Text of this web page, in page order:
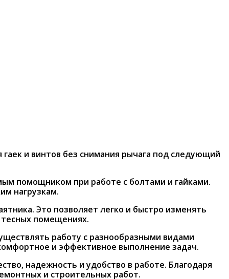
и винтов без снимания рычага под следующий
помощником при работе с болтами и гайками.
нагрузкам.
Это позволяет легко и быстро изменять
помещениях.
работу с разнообразными видами
и эффективное выполнение задач.
надежность и удобство в работе. Благодаря
и строительных работ.